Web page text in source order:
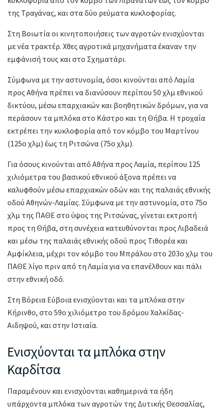
της Τραγάνας, και στα δύο ρεύματα κυκλοφορίας.
Στη Βοιωτία οι κινητοποιήσεις των αγροτών ενισχύονται
με νέα τρακτέρ. Χθες αγροτικά μηχανήματα έκαναν την
εμφάνισή τους και στο Σχηματάρι.
Σύμφωνα με την αστυνομία, όσοι κινούνται από Λαμία
προς Αθήνα πρέπει να διανύσουν περίπου 50 χλμ εθνικού
δικτύου, μέσω επαρχιακών και βοηθητικών δρόμων, για να
περάσουν τα μπλόκα στο Κάστρο και τη Θήβα. Η τροχαία
εκτρέπει την κυκλοφορία από τον κόμβο του Μαρτίνου
(125ο χλμ) έως τη Ριτσώνα (75ο χλμ).
Για όσους κινούνται από Αθήνα προς Λαμία, περίπου 125
χιλιόμετρα του βασικού εθνικού άξονα πρέπει να
καλυφθούν μέσω επαρχιακών οδών και της παλαιάς εθνικής
οδού Αθηνών-Λαμίας. Σύμφωνα με την αστυνομία, στο 75ο
χλμ της ΠΑΘΕ στο ύψος της Ριτσώνας, γίνεται εκτροπή
προς τη Θήβα, στη συνέχεια κατευθύνονται προς Λιβαδειά
και μέσω της παλαιάς εθνικής οδού προς Τιθορέα και
Αμφίκλεια, μέχρι τον κόμβο του Μπράλου στο 203ο χλμ του
ΠΑΘΕ λίγο πριν από τη Λαμία για να επανέλθουν και πάλι
στην εθνική οδό.
Στη Βόρεια Εύβοια ενισχύονται και τα μπλόκα στην
Κήρινθο, στο 59ο χιλιόμετρο του δρόμου Χαλκίδας-
Αιδηψού, και στην Ιστιαία.
Ενισχύονται τα μπλόκα στην
Καρδίτσα
Παραμένουν και ενισχύονται καθημερινά τα ήδη
υπάρχοντα μπλόκα των αγροτών της Δυτικής Θεσσαλίας,